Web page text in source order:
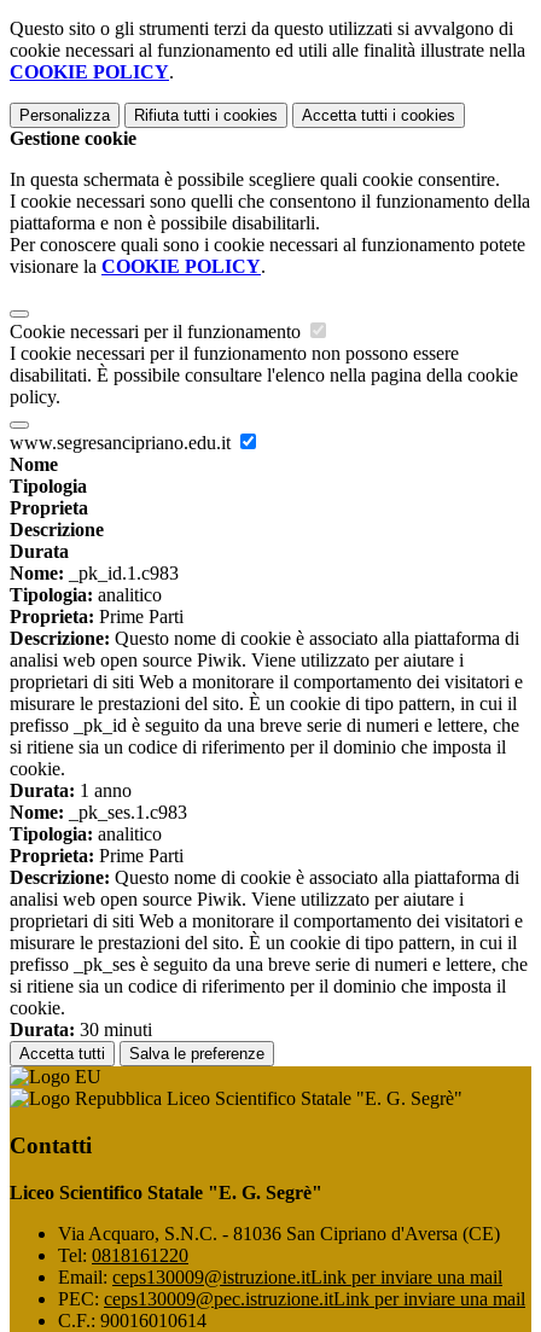
Questo sito o gli strumenti terzi da questo utilizzati si avvalgono di
cookie necessari al funzionamento ed utili alle finalità illustrate nella
COOKIE POLICY.
Personalizza Rifiuta tutti i cookies Accetta tutti i cookies
Gestione cookie
In questa schermata è possibile scegliere quali cookie consentire.
I cookie necessari sono quelli che consentono il funzionamento della
piattaforma e non è possibile disabilitarli.
Per conoscere quali sono i cookie necessari al funzionamento potete
visionare la COOKIE POLICY.
Cookie necessari per il funzionamento
I cookie necessari per il funzionamento non possono essere
disabilitati. È possibile consultare l'elenco nella pagina della cookie
policy.
www.segresancipriano.edu.it
Nome
Tipologia
Proprieta
Descrizione
Durata
Nome: _pk_id.1.c983
Tipologia: analitico
Proprieta: Prime Parti
Descrizione: Questo nome di cookie è associato alla piattaforma di
analisi web open source Piwik. Viene utilizzato per aiutare i
proprietari di siti Web a monitorare il comportamento dei visitatori e
misurare le prestazioni del sito. È un cookie di tipo pattern, in cui il
prefisso _pk_id è seguito da una breve serie di numeri e lettere, che
si ritiene sia un codice di riferimento per il dominio che imposta il
cookie.
Durata: 1 anno
Nome: _pk_ses.1.c983
Tipologia: analitico
Proprieta: Prime Parti
Descrizione: Questo nome di cookie è associato alla piattaforma di
analisi web open source Piwik. Viene utilizzato per aiutare i
proprietari di siti Web a monitorare il comportamento dei visitatori e
misurare le prestazioni del sito. È un cookie di tipo pattern, in cui il
prefisso _pk_ses è seguito da una breve serie di numeri e lettere, che
si ritiene sia un codice di riferimento per il dominio che imposta il
cookie.
Durata: 30 minuti
Accetta tutti Salva le preferenze
Liceo Scientifico Statale "E. G. Segrè"
Contatti
Liceo Scientifico Statale "E. G. Segrè"
Via Acquaro, S.N.C. - 81036 San Cipriano d'Aversa (CE)
Tel: 0818161220
Email: ceps130009@istruzione.itLink per inviare una mail
PEC: ceps130009@pec.istruzione.itLink per inviare una mail
C.F.: 90016010614